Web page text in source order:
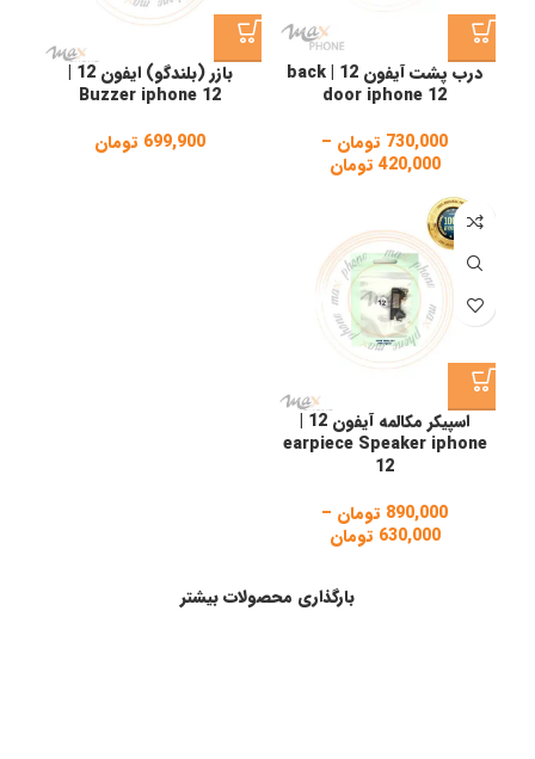
درب پشت آیفون 12 | back
door iphone 12
730,000 تومان –
420,000 تومان
730,000 تومان
بازر (بلندگو) ایفون 12 |
Buzzer iphone 12
699,900 تومان
اسپیکر مکالمه آیفون 12 |
earpiece Speaker iphone
12
890,000 تومان –
630,000 تومان
through
بارگذاری محصولات بیشتر